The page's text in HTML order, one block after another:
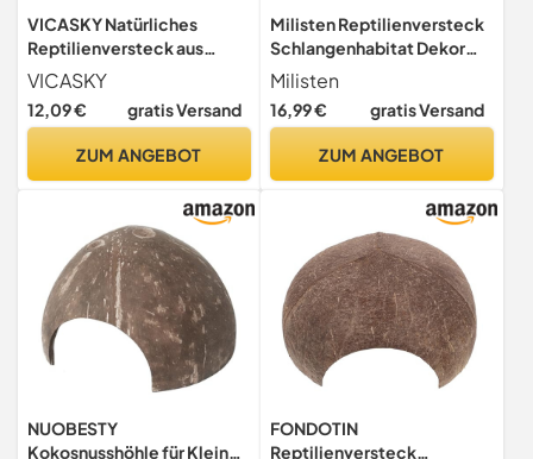
VICASKY Natürliches
Reptilienversteck aus
Kokosnussschale
Langlebiges Kleines
Reptilienhaus für Eidechsen
Tiere als Sicheres
VICASKY
12,09 € gratis Versand
ZUM ANGEBOT
Milisten Reptilienversteck
Schlangenhabitat Dekor
Reptilienversteck Aus Harz
Eidechsenunterschlupf
Reptilienhöhle Versteck
Kleines
Milisten
16,99 € gratis Versand
ZUM ANGEBOT
NUOBESTY
Kokosnusshöhle für Kleine
FONDOTIN
Reptilienversteck